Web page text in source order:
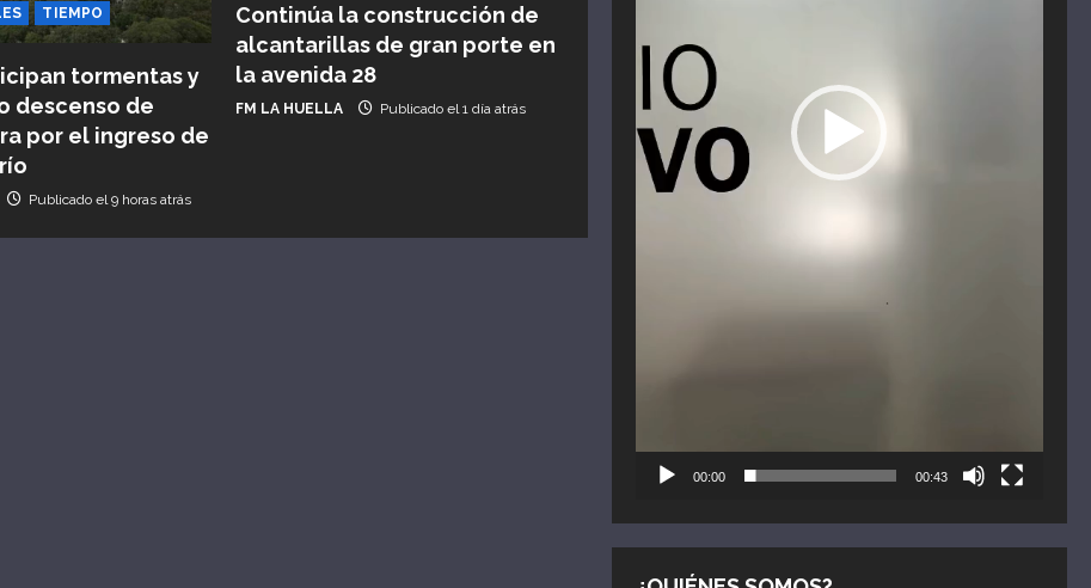
TIEMPO
tormentas y
descenso de
por el ingreso de
Publicado el 9 horas atrás
Continúa la construcción de
alcantarillas de gran porte en
la avenida 28
FM LA HUELLA Publicado el 1 día atrás
00:00 00:43